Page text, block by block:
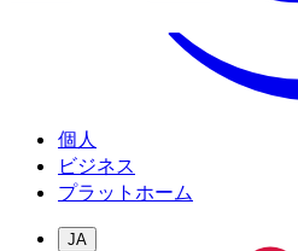
個人
ビジネス
プラットホーム
JA